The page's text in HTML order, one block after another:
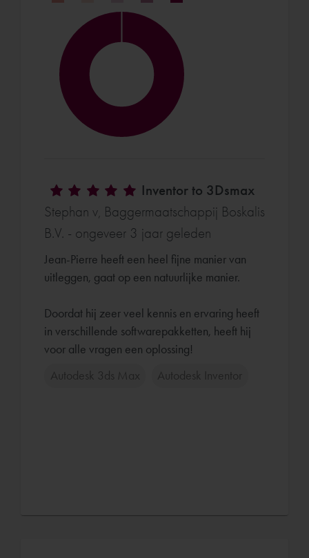
Inventor to 3Dsmax
Stephan v, Baggermaatschappij Boskalis
B.V. - ongeveer 3 jaar geleden
Jean-Pierre heeft een heel fijne manier van
uitleggen, gaat op een natuurlijke manier.
Doordat hij zeer veel kennis en ervaring heeft
in verschillende softwarepakketten, heeft hij
Autodesk 3ds Max
Autodesk Inventor